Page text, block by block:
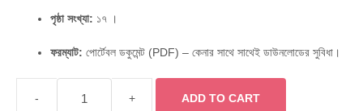
পৃষ্ঠা সংখ্যা: ১৭ ।
ফরম্যাট: পোর্টেবল ডকুমেন্ট (PDF) – কেনার সাথে সাথেই ডাউনলোডের সুবিধা।
ADD TO CART